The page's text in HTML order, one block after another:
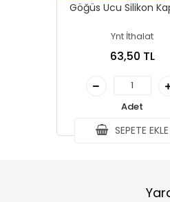
Göğüs Ucu Silikon
Ynt İthalat
63,50 TL
Adet
SEPETE EKLE